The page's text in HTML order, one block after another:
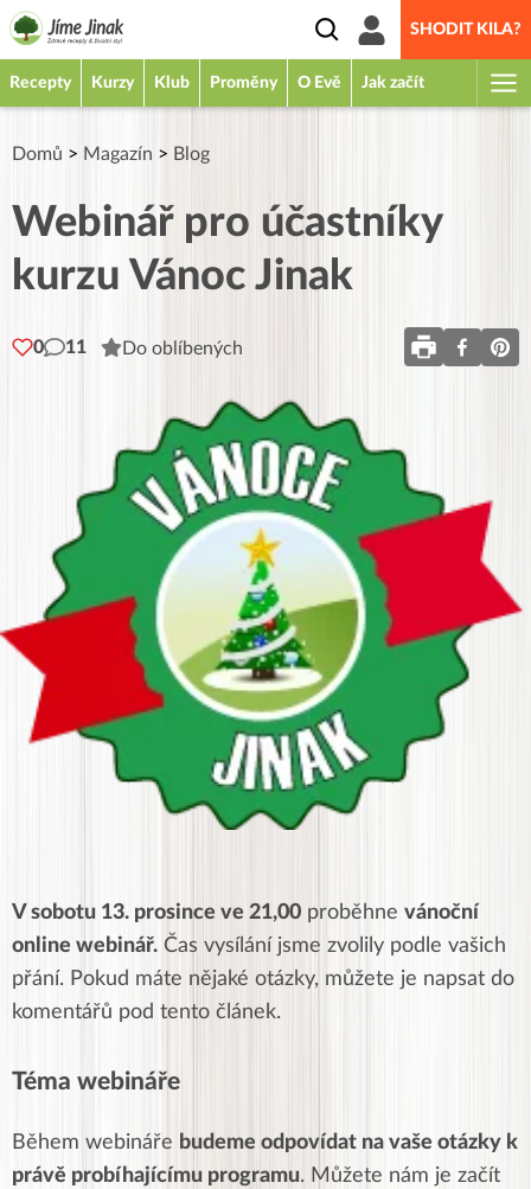
SHODIT KILA?
Recepty Kurzy Klub Proměny O Evě Jak začít
Domů > Magazín > Blog
Webinář pro účastníky
kurzu Vánoc Jinak
0 11 Do oblíbených
V sobotu 13. prosince ve 21,00 proběhne vánoční
online webinář. Čas vysílání jsme zvolily podle vašich
přání. Pokud máte nějaké otázky, můžete je napsat do
komentářů pod tento článek.
Téma webináře
Během webináře budeme odpovídat na vaše otázky k
právě probíhajícímu programu. Můžete nám je začít